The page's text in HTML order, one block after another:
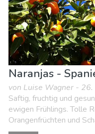
Naranjas -
von Luise Wagner -
Saftig, fruchtig und
ewigen Frühlings. Tolle
Orangenfrüchten und